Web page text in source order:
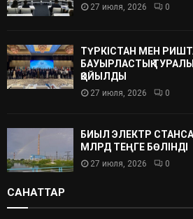
27 июля, 2026 0
ТҮРКІСТАН МЕН
БАУЫРЛАСТЫҚ
ҚОЙЫЛДЫ
27 июля, 2026 0
БИЫЛ ЭЛЕКТР
МЛРД ТЕҢГЕ БӨЛІНДІ
27 июля, 2026 0
САНАТТАР